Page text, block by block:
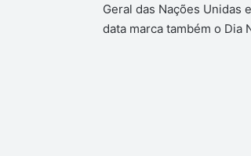
Geral das Nações Unidas
data marca também o Dia